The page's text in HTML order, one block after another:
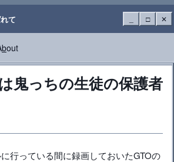
て □ ✕
bout
鬼っちの生徒の保護者
行っている間に録画しておいたGTOの